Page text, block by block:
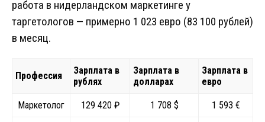
работа в нидерландском маркетинге у
таргетологов — примерно 1 023 евро (83 100 рублей)
в месяц.
Профессия
Зарплата в
рублях
Зарплата в
долларах
Зарплата в
евро
Маркетолог 129 420 ₽ 1 708 $ 1 593 €